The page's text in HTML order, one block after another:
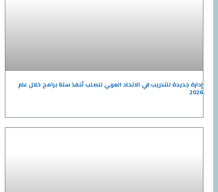
للتدريب في الاتحاد العربي للصلب تُنفذ ستة برامج خلال عام